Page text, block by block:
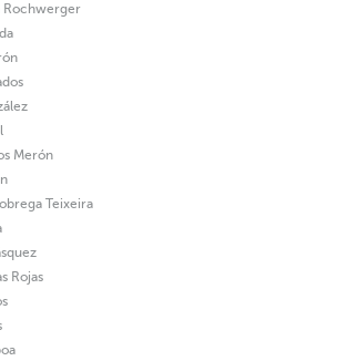
Rochwerger
Merón
Teixeira
Rojas